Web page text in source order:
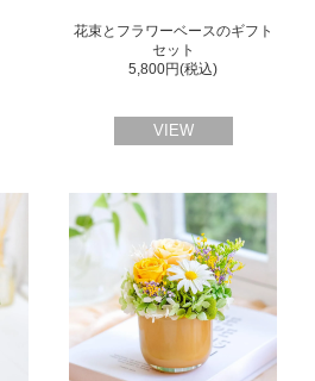
花束とフラワーベースのギフト
セット
5,800円(税込)
VIEW